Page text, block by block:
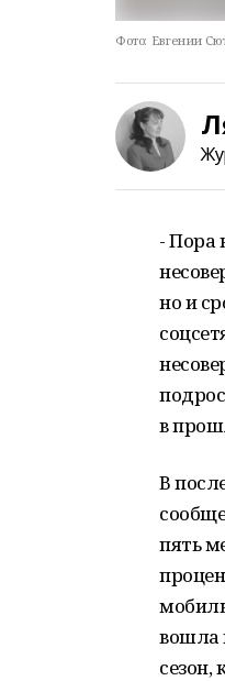
Фото: Евгении
- Пора
но и
в
В
пять
вошла
сезон,